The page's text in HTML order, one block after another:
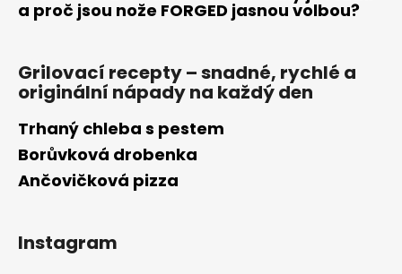
a proč jsou nože FORGED jasnou volbou?
Grilovací recepty – snadné, rychlé a
originální nápady na každý den
Trhaný chleba s pestem
Borůvková drobenka
Ančovičková pizza
Instagram